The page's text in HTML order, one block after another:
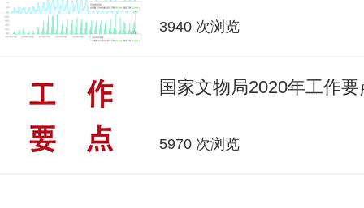
3940 次浏览
国家文物局2020年工作要
5970 次浏览